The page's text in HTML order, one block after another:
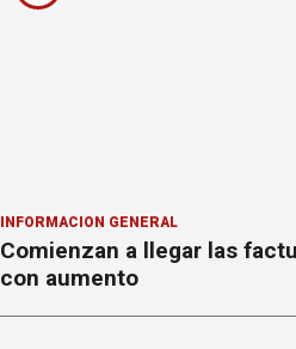
INFORMACION GENERAL
Comienzan a llegar las
con aumento